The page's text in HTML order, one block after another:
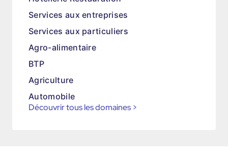
Services aux entreprises
Services aux particuliers
Agro-alimentaire
BTP
Agriculture
Automobile
Découvrir tous les domaines >